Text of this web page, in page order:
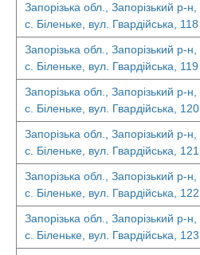
Запорізька обл., Запорізький р-н,
с. Біленьке, вул. Гвардійська, 118
Запорізька обл., Запорізький р-н,
с. Біленьке, вул. Гвардійська, 119
Запорізька обл., Запорізький р-н,
с. Біленьке, вул. Гвардійська, 120
Запорізька обл., Запорізький р-н,
с. Біленьке, вул. Гвардійська, 121
Запорізька обл., Запорізький р-н,
с. Біленьке, вул. Гвардійська, 122
Запорізька обл., Запорізький р-н,
с. Біленьке, вул. Гвардійська, 123